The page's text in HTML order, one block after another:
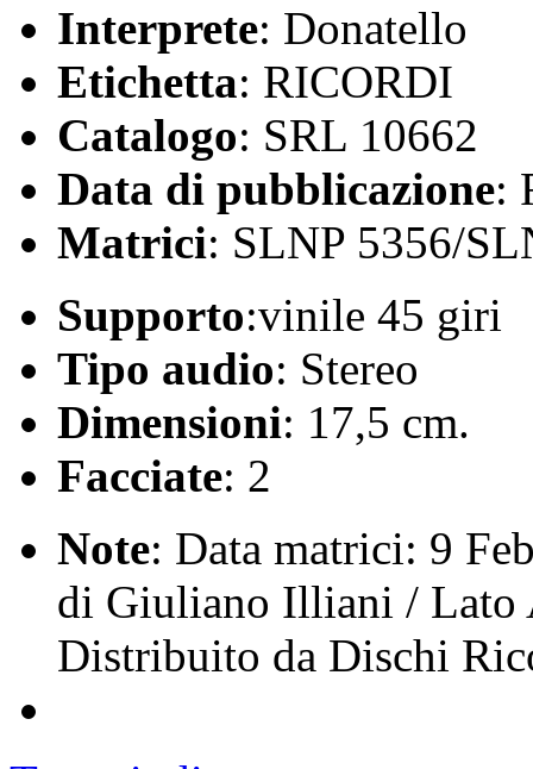
Interprete: Donatello
Etichetta: RICORDI
Catalogo: SRL 10662
Data di pubblicazione:
Matrici: SLNP 5356/
Supporto:vinile 45 giri
Tipo audio: Stereo
Dimensioni: 17,5 cm.
Facciate: 2
Note: Data matrici: 9
di Giuliano Illiani / Lato
Distribuito da Dischi